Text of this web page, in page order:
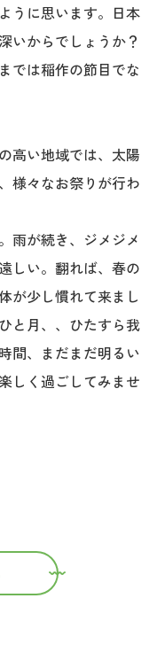
うに思います。日本
いからでしょうか？
では稲作の節目でな
高い地域では、太陽
様々なお祭りが行わ
雨が続き、ジメジメ
しい。翻れば、春の
が少し慣れて来まし
と月、、ひたすら我
間、まだまだ明るい
しく過ごしてみませ